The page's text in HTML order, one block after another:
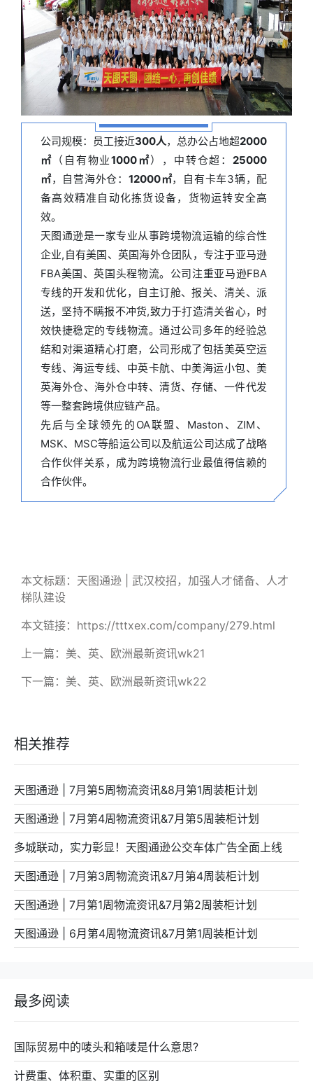
公司规模：员工接近300人，总办公占地超2000
㎡ （自有物业1000㎡），中转仓超：25000
㎡，自营海外仓： 12000㎡，自有卡车3辆，配
备高效精准自动化拣货设备，货物运转安全高
效。
天图通逊是一家专业从事跨境物流运输的综合性
企业,自有美国、英国海外仓团队，专注于亚马逊
FBA美国、英国头程物流。公司注重亚马逊FBA
专线的开发和优化，自主订舱、报关、清关、派
送，坚持不瞒报不冲货,致力于打造清关省心，时
效快捷稳定的专线物流。通过公司多年的经验总
结和对渠道精心打磨，公司形成了包括美英空运
专线、海运专线、中英卡航、中美海运小包、美
英海外仓、海外仓中转、清货、存储、一件代发
等一整套跨境供应链产品。
先后与全球领先的OA联盟、Maston、ZIM、
MSK、MSC等船运公司以及航运公司达成了战略
合作伙伴关系，成为跨境物流行业最值得信赖的
合作伙伴。
本文标题：天图通逊 | 武汉校招，加强人才储备、人才
梯队建设
本文链接：https://tttxex.com/company/279.html
上一篇： 美、英、欧洲最新资讯wk21
下一篇： 美、英、欧洲最新资讯wk22
相关推荐
天图通逊 | 7月第5周物流资讯&8月第1周装柜计划
天图通逊 | 7月第4周物流资讯&7月第5周装柜计划
多城联动，实力彰显！天图通逊公交车体广告全面上线
天图通逊 | 7月第3周物流资讯&7月第4周装柜计划
天图通逊 | 7月第1周物流资讯&7月第2周装柜计划
天图通逊 | 6月第4周物流资讯&7月第1周装柜计划
最多阅读
国际贸易中的唛头和箱唛是什么意思?
计费重、体积重、实重的区别